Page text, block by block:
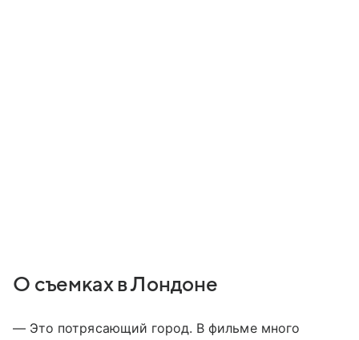
О съемках в Лондоне
— Это потрясающий город. В фильме много